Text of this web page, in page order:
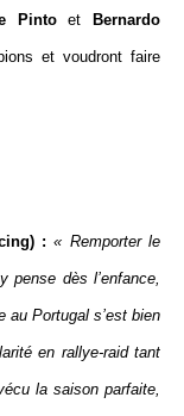
Pintoet Bernardo
et voudront faire
: « Remporter le
pense dès l’enfance,
au Portugal s’est bien
en rallye-raid tant
la saison parfaite,